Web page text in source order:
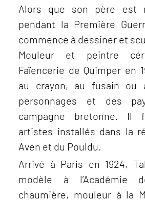
Alors que son père est
pendant la Première
commence à dessiner et
Mouleur et peintre
Faïencerie de Quimper en
au crayon, au fusain ou
personnages et des
campagne bretonne. Il
artistes installés dans la
Aven et du Pouldu.
Arrivé à Paris en 1924,
modèle à l’Académie
chaumière, mouleur à la